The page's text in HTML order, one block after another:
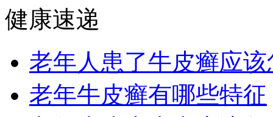
健康速递
老年人患了牛皮癣应
老年牛皮癣有哪些特征